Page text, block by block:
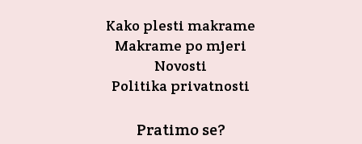
Kako plesti makrame
Makrame po mjeri
Novosti
Politika privatnosti
Pratimo se?